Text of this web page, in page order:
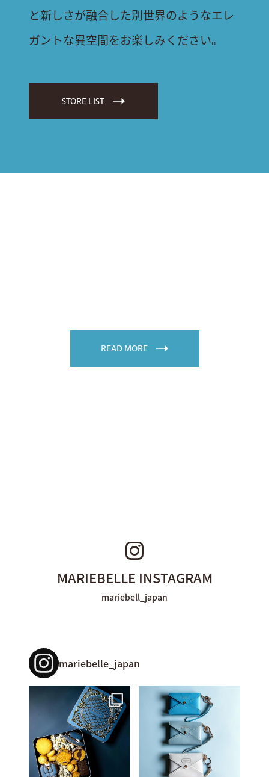
と新しさが融合した別世界のようなエレ
ガントな異空間をお楽しみください。
STORE LIST
READ MORE
MARIEBELLE INSTAGRAM
mariebell_japan
mariebelle_japan